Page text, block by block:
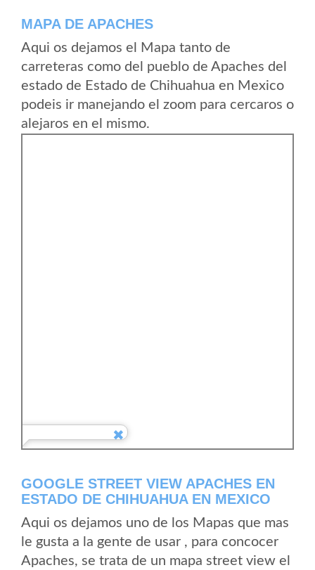
MAPA DE APACHES
Aqui os dejamos el Mapa tanto de
carreteras como del pueblo de Apaches del
estado de Estado de Chihuahua en Mexico
podeis ir manejando el zoom para cercaros o
alejaros en el mismo.
GOOGLE STREET VIEW APACHES EN
ESTADO DE CHIHUAHUA EN MEXICO
Aqui os dejamos uno de los Mapas que mas
le gusta a la gente de usar , para concocer
Apaches, se trata de un mapa street view el